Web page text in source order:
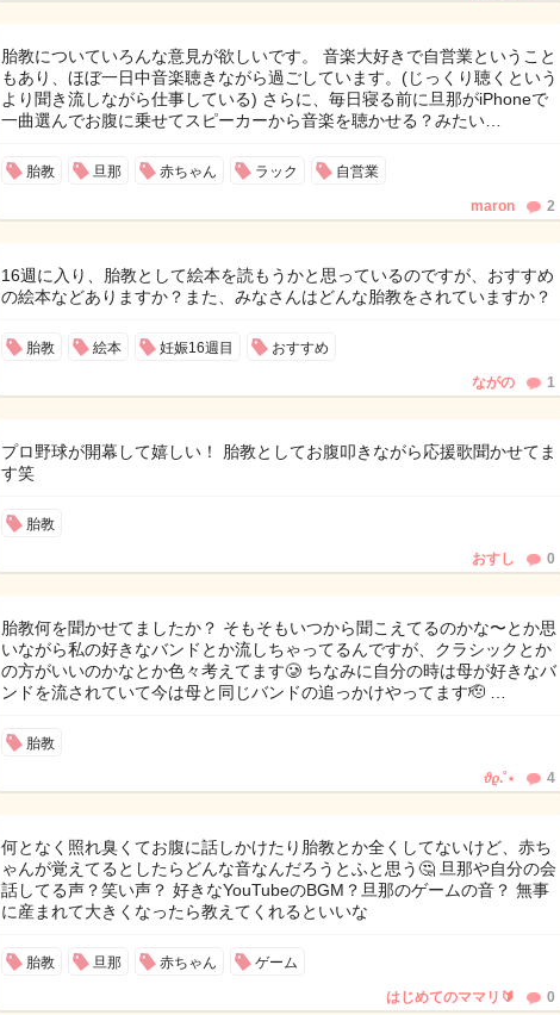
胎教についていろんな意見が欲しいです。 音楽大好きで自営業ということ
もあり、ほぼ一日中音楽聴きながら過ごしています。(じっくり聴くという
より聞き流しながら仕事している) さらに、毎日寝る前に旦那がiPhoneで
一曲選んでお腹に乗せてスピーカーから音楽を聴かせる？みたい…
胎教 旦那 赤ちゃん ラック 自営業
maron 2
16週に入り、胎教として絵本を読もうかと思っているのですが、おすすめ
の絵本などありますか？また、みなさんはどんな胎教をされていますか？
胎教 絵本 妊娠16週目 おすすめ
ながの 1
プロ野球が開幕して嬉しい！ 胎教としてお腹叩きながら応援歌聞かせてま
す笑
胎教
おすし 0
胎教何を聞かせてましたか？ そもそもいつから聞こえてるのかな〜とか思
いながら私の好きなバンドとか流しちゃってるんですが、クラシックとか
の方がいいのかなとか色々考えてます🥲 ちなみに自分の時は母が好きなバ
ンドを流されていて今は母と同じバンドの追っかけやってます🫡 …
胎教
𝜗𝜚.˚⋆ 4
何となく照れ臭くてお腹に話しかけたり胎教とか全くしてないけど、赤ち
ゃんが覚えてるとしたらどんな音なんだろうとふと思う🤔 旦那や自分の会
話してる声？笑い声？ 好きなYouTubeのBGM？旦那のゲームの音？ 無事
に産まれて大きくなったら教えてくれるといいな
胎教 旦那 赤ちゃん ゲーム
はじめてのママリ🔰 0